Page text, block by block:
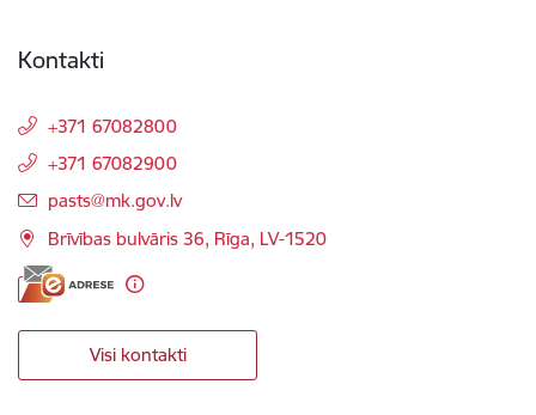
Kontakti
+371 67082800
+371 67082900
E-pasts:
pasts@mk.gov.lv
Brīvības bulvāris 36, Rīga, LV-1520
Visi kontakti